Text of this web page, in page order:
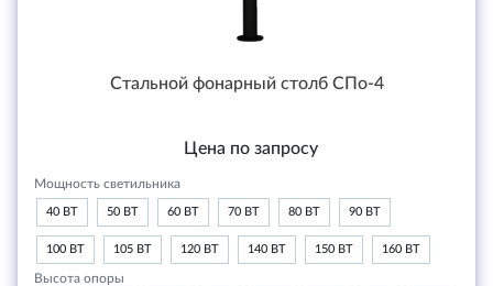
Стальной фонарный столб СПо-4
Цена по запросу
Мощность светильника
40 ВТ 50 ВТ 60 ВТ 70 ВТ 80 ВТ 90 ВТ
100 ВТ 105 ВТ 120 ВТ 140 ВТ 150 ВТ 160 ВТ
Высота опоры